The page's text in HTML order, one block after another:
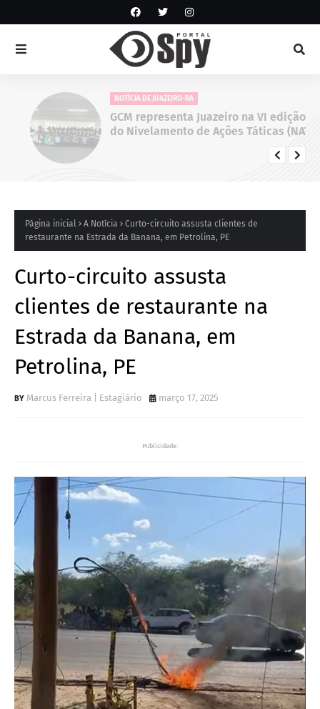
NOTÍCIA DE JUAZEIRO-BA
GCM representa Juazeiro na VI edição
do Nivelamento de Ações Táticas (NAT-
ROMU), em Cabo de Santo Agostinho
Página inicial A Notícia
Curto-circuito assusta clientes de
restaurante na Estrada da Banana, em Petrolina, PE
Curto-circuito assusta
clientes de restaurante na
Estrada da Banana, em
Petrolina, PE
Marcus Ferreira | Estagiário março 17, 2025
Publicidade: